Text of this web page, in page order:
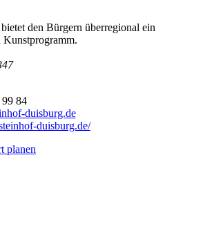
den Bürgern überregional ein
84
duisburg.de
duisburg.de/
planen